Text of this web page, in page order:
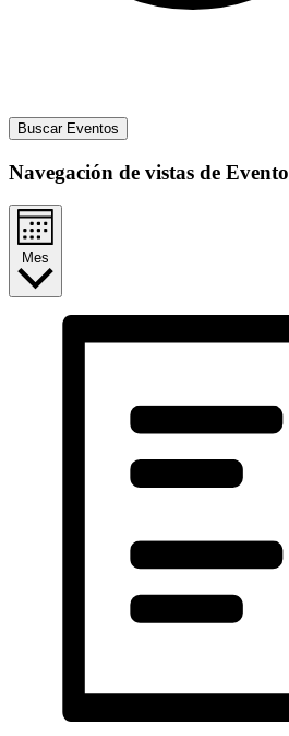
Buscar Eventos
Navegación de vistas de Evento
Mes